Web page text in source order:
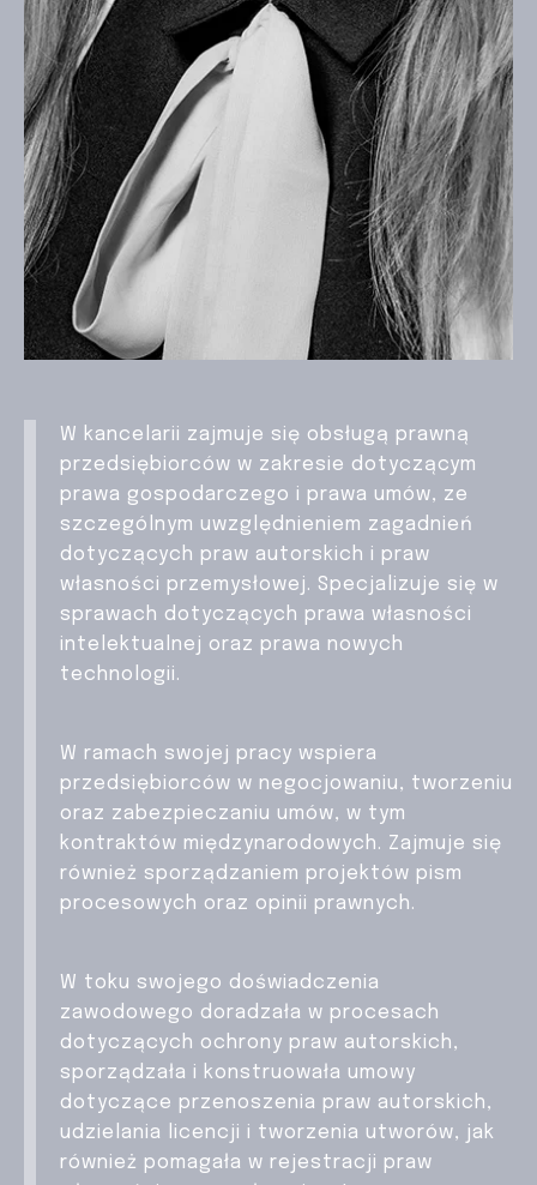
W kancelarii zajmuje się obsługą prawną
przedsiębiorców w zakresie dotyczącym
prawa gospodarczego i prawa umów, ze
szczególnym uwzględnieniem zagadnień
dotyczących praw autorskich i praw
własności przemysłowej. Specjalizuje się w
sprawach dotyczących prawa własności
intelektualnej oraz prawa nowych
technologii.
W ramach swojej pracy wspiera
przedsiębiorców w negocjowaniu, tworzeniu
oraz zabezpieczaniu umów, w tym
kontraktów międzynarodowych. Zajmuje się
również sporządzaniem projektów pism
procesowych oraz opinii prawnych.
W toku swojego doświadczenia
zawodowego doradzała w procesach
dotyczących ochrony praw autorskich,
sporządzała i konstruowała umowy
dotyczące przenoszenia praw autorskich,
udzielania licencji i tworzenia utworów, jak
również pomagała w rejestracji praw